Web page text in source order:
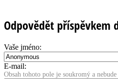
Odpovědět příspěvkem
Vaše jméno:
E-mail:
Obsah tohoto pole je soukromý a